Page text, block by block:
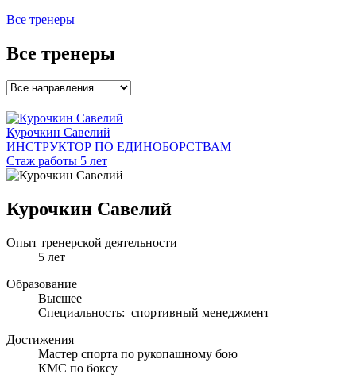
Все тренеры
Все тренеры
Курочкин Савелий
ИНСТРУКТОР ПО ЕДИНОБОРСТВАМ
Стаж работы 5 лет
Курочкин Савелий
Опыт тренерской деятельности
5 лет
Образование
Высшее
Специальность: спортивный менеджмент
Достижения
Мастер спорта по рукопашному бою
КМС по боксу